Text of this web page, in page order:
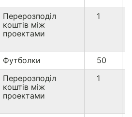
Перерозподіл
коштів між
проектами
1
Футболки
50
Перерозподіл
коштів між
проектами
1